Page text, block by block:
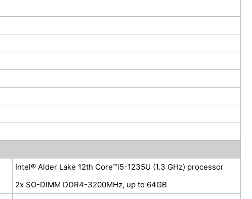
Intel® Alder Lake 12th Core™i5-1235U (1.3 GHz) processor
2x SO-DIMM DDR4-3200MHz, up to 64GB